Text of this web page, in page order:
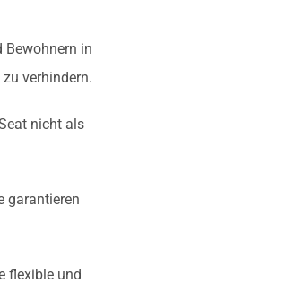
Bewohnern in
verhindern.
nicht als
garantieren
flexible und